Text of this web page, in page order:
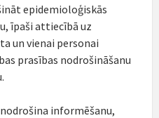
epidemioloģiskās
īpaši attiecībā uz
un vienai personai
prasības nodrošināšanu
informēšanu,